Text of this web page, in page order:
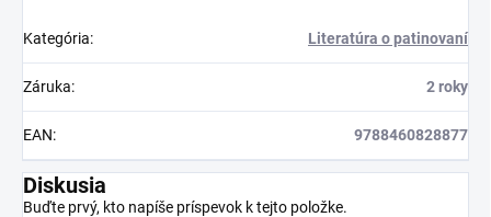
Kategória: Literatúra o patinovaní
Záruka: 2 roky
EAN: 9788460828877
Diskusia
Buďte prvý, kto napíše príspevok k tejto položke.